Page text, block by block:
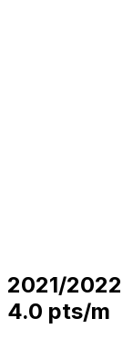
2021/2022
4.0 pts/m